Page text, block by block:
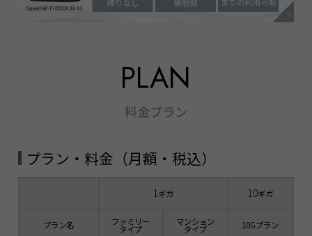
PLAN
料金プラン
プラン・料金（月額・税込）
1ギガ 10ギガ
プラン名 ファミリー
タイプ
マンション
タイプ 10Gプラン